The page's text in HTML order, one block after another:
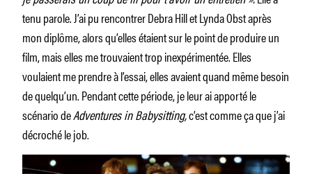
tenu parole. J’ai pu rencontrer Debra Hill et Lynda Obst après
mon diplôme, alors qu’elles étaient sur le point de produire un
film, mais elles me trouvaient trop inexpérimentée. Elles
voulaient me prendre à l’essai, elles avaient quand même besoin
de quelqu’un. Pendant cette période, je leur ai apporté le
scénario deAdventures in Babysitting,c’est comme ça que j’ai
décroché le job.